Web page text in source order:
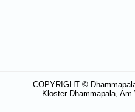
COPYRIGHT ©
Kloster Dhammapala,